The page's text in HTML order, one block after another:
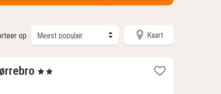
op Kaart
2
, 2 Sterren